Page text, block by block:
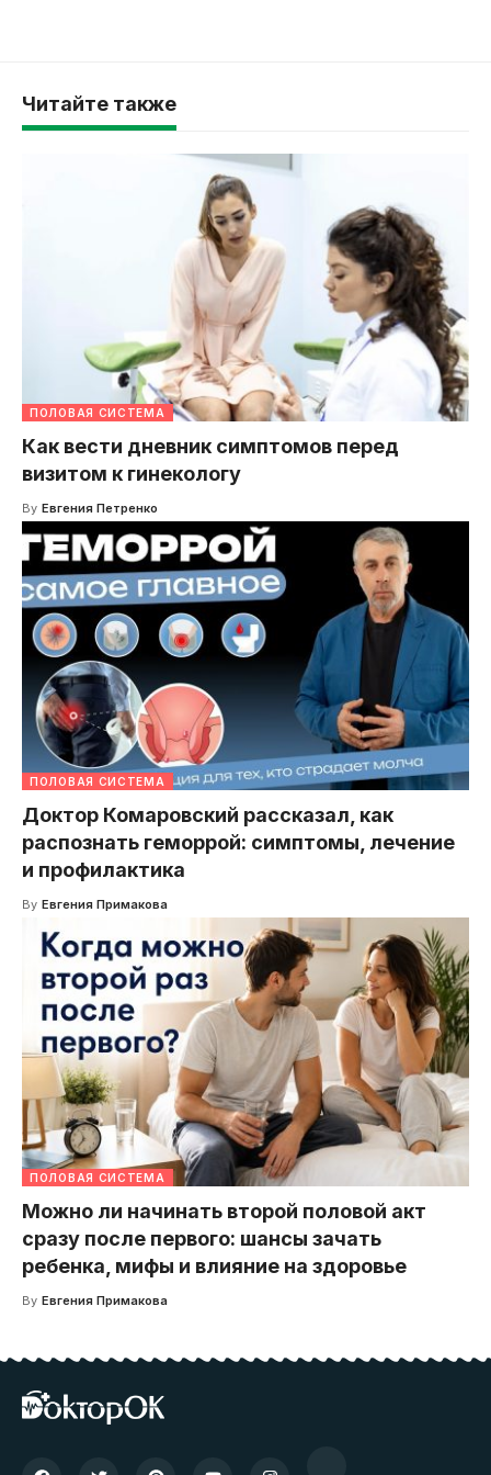
Читайте также
ПОЛОВАЯ СИСТЕМА
Как вести дневник симптомов перед
визитом к гинекологу
By Евгения Петренко
ПОЛОВАЯ СИСТЕМА
Доктор Комаровский рассказал, как
распознать геморрой: симптомы, лечение
и профилактика
By Евгения Примакова
ПОЛОВАЯ СИСТЕМА
Можно ли начинать второй половой акт
сразу после первого: шансы зачать
ребенка, мифы и влияние на здоровье
By Евгения Примакова